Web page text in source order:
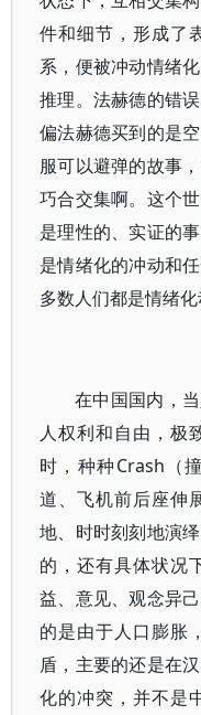
件和细节，形成了
系，便被冲动情绪
推理。法赫德的错
偏法赫德买到的是
服可以避弹的故事
巧合交集啊。这个
是理性的、实证的
是情绪化的冲动和
多数人们都是情绪化
在中国国内，
人权利和自由，极
时，种种Crash（
道、飞机前后座伸
地、时时刻刻地演
的，还有具体状况
益、意见、观念异
的是由于人口膨胀
盾，主要的还是在
化的冲突，并不是